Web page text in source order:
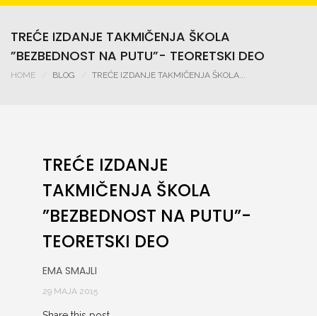
TREĆE IZDANJE TAKMIČENJA ŠKOLA
”BEZBEDNOST NA PUTU”- TEORETSKI DEO
HOME BLOG TREĆE IZDANJE TAKMIČENJA ŠKOLA...
TREĆE IZDANJE
TAKMIČENJA ŠKOLA
”BEZBEDNOST NA PUTU”-
TEORETSKI DEO
EMA SMAJLI
29 МАЈА 2015